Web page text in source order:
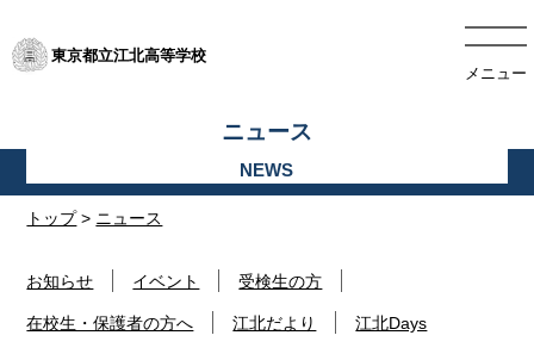
東京都立江北高等学校
メニュー
トップ> ニュース
ニュース
お知らせ イベント 受検生の方
在校生・保護者の方へ 江北だより 江北Days